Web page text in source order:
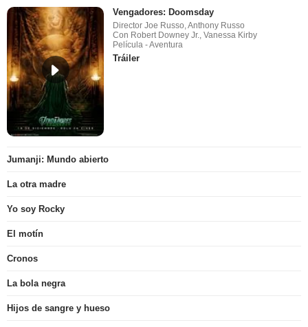
Vengadores: Doomsday
Director Joe Russo, Anthony Russo
Con Robert Downey Jr., Vanessa Kirby
Película - Aventura
Tráiler
Jumanji: Mundo abierto
La otra madre
Yo soy Rocky
El motín
Cronos
La bola negra
Hijos de sangre y hueso